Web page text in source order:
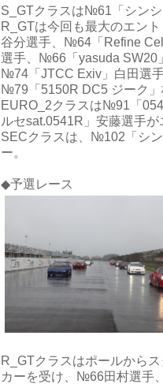
S_GTクラスは№61「シン
R_GTは今回も最大のエン
谷分選手、№64「Refine
選手、№66「yasuda
№74「JTCC Exiv」白田選
№79「5150R DC5 ジーク
EURO_2クラスは№91「
ルセsat.0541R」安藤選手
SECクラスは、№102「シ
ー。
◆予選レース
R_GTクラスはポールから
カーを受け、№66田村選手